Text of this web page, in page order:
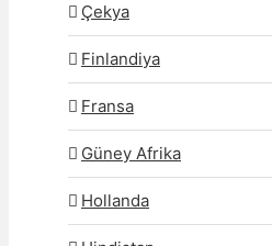
Çekya
Finlandiya
Fransa
Güney Afrika
Hollanda